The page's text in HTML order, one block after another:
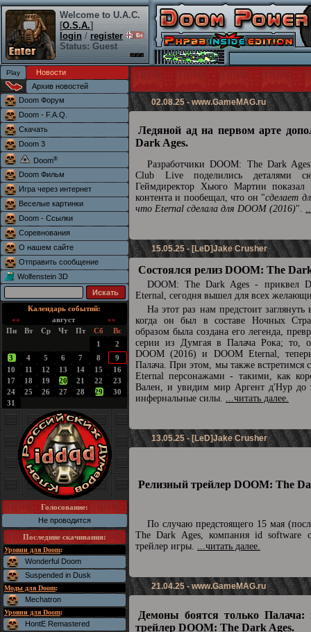
Welcome to U.A.C.
[O.S.A.]
login / register
Status: Guest
Новости
Архив новостей
Doom Форум
Doom - F.A.Q.
Скачать
Doom 3
Doom®
Doom Фильм
Игра через интернет
Веселые картинки
Doom - Ссылки
Соревнования
О нашем сайте
Отправить сообщение
Wolfenstein 3D
Календарь событий:
««
август
»»
Пн
Вт Ср Чт Пт Сб
Вс
1
2
3
4 5 6 7 8
9
10
11 12 13 14 15
16
17
18 19 20 21 22
23
24
25 26 27 28 29
30
31
Голосование:
Не проводится
Последние скачивания:
Уровни для Doom:
Wonderful Doom
Suspended in Dusk
Моды для Doom:
Mechatron
Уровни для Doom:
HontE Remastered
02.08.25 -www.GameMAG.ru
Ледяной ад на первом арте
Dark Ages.
Разработчики DOOM: The Dark
Club Live поделились деталями
Геймдиректор Хьюго Мартин показал
контента и пообещал, что он "сделает
что Eternal сделала для DOOM (2016)".
15.05.25 - [LeD]Jake Crusher
Состоялся релиз DOOM: The
DOOM: The Dark Ages - приквел
Eternal, сегодня вышел для всех
На этот раз нам предстоит
когда он был в составе Ночных
образом была создана его легенда,
серии из Думгая в Палача Рока; то, о
DOOM (2016) и DOOM Eternal,
Палача. При этом, мы также встретимся
Eternal персонажами - такими, как
Вален, и увидим мир Аргент д'Нур до
инфернальные силы. ...читать далее.
13.05.25 - [LeD]Jake Crusher
Релизный трейлер DOOM: The
По случаю предстоящего 15 мая
The Dark Ages, компания id software
трейлер игры. ...читать далее.
21.04.25 -www.GameMAG.ru
Демоны боятся только Палача:
трейлер DOOM: The Dark Ages.